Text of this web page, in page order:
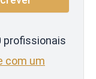
profissionais
com um